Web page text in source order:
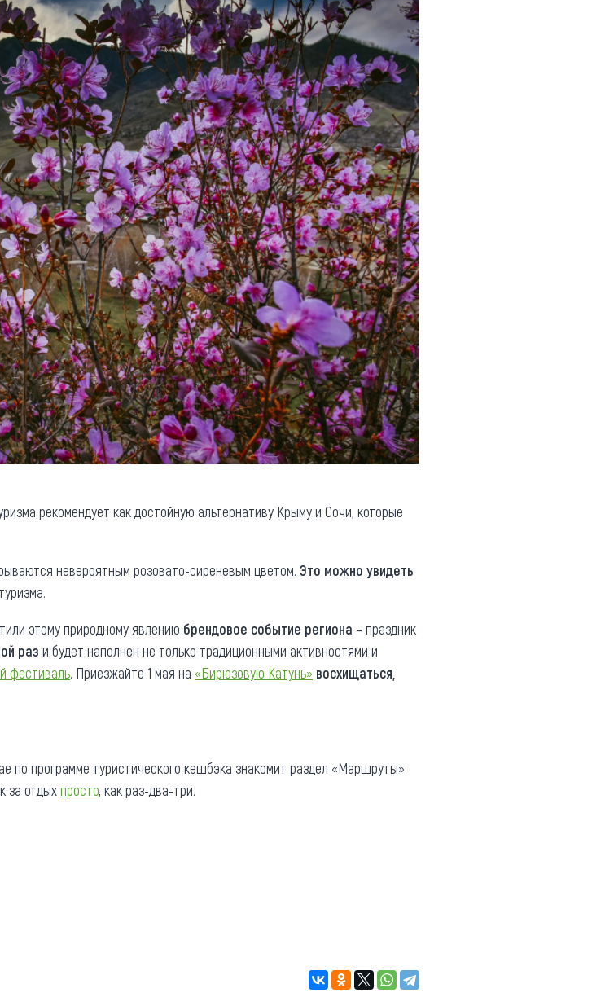
рекомендует как достойную альтернативу Крыму и Сочи, которые
невероятным розовато-сиреневым цветом. Это можно увидеть
этому природному явлению брендовое событие региона – праздник
раз и будет наполнен не только традиционными активностями и
фестиваль. Приезжайте 1 мая на «Бирюзовую Катунь» восхищаться,
по программе туристического кешбэка знакомит раздел «Маршруты»
за отдыхпросто, как раз-два-три.